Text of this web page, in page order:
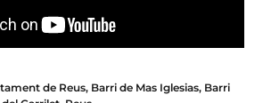
de Reus, Barri de Mas Iglesias, Barri